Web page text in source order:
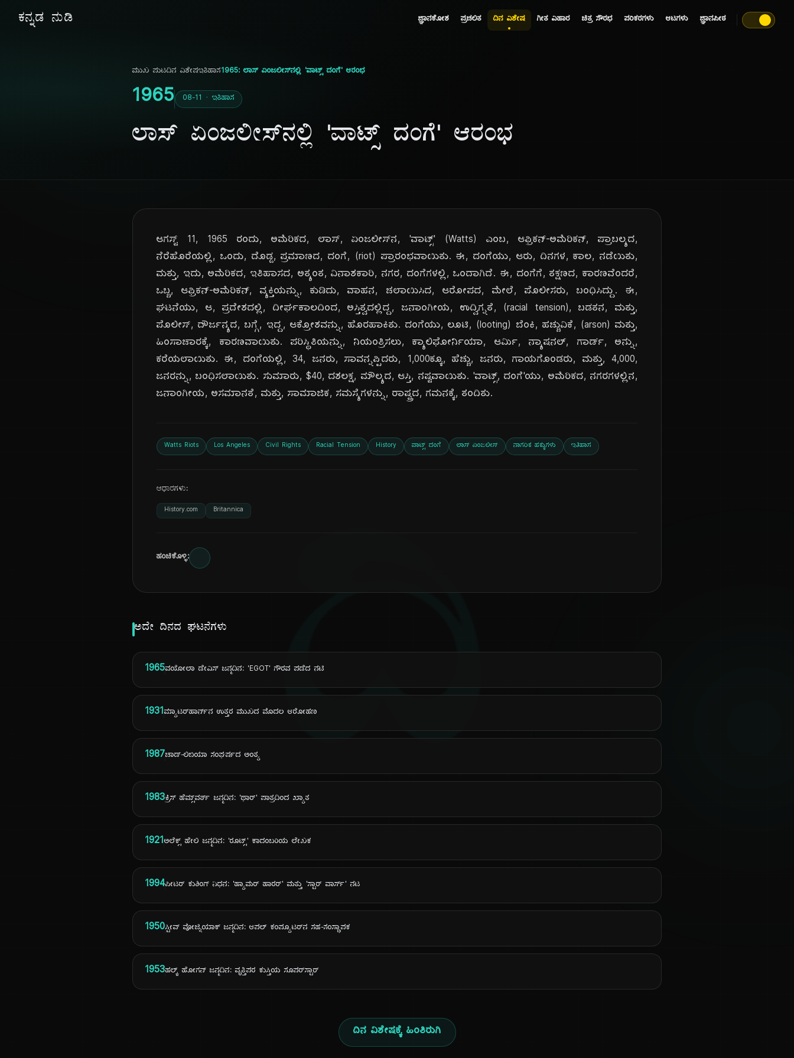
ಕನ್ನಡ ನುಡಿ ಜ್ಞಾನಕೋಶ ಪ್ರಚಲಿತ ದಿನ ವಿಶೇಷ ಗೀತ ವಿಹಾರ ಚಿತ್ರ ಸೌರಭ ಪರಿಕರಗಳು ಆಟಗಳು ಜ್ಞಾನಪೀಠ
ದಿ
ಮುಖ ಪುಟದಿನ ವಿಶೇಷಇತಿಹಾಸ1965: ಲಾಸ್ ಏಂಜಲೀಸ್‌ನಲ್ಲಿ 'ವಾಟ್ಸ್ ದಂಗೆ' ಆರಂಭ
1965 08-11 · ಇತಿಹಾಸ
ಲಾಸ್ ಏಂಜಲೀಸ್‌ನಲ್ಲಿ 'ವಾಟ್ಸ್ ದಂಗೆ' ಆರಂಭ
ಆಗಸ್ಟ್ 11, 1965 ರಂದು, ಅಮೆರಿಕದ, ಲಾಸ್, ಏಂಜಲೀಸ್‌ನ, 'ವಾಟ್ಸ್' (Watts) ಎಂಬ, ಆಫ್ರಿಕನ್-ಅಮೆರಿಕನ್, ಪ್ರಾಬಲ್ಯದ,
ನೆರೆಹೊರೆಯಲ್ಲಿ, ಒಂದು, ದೊಡ್ಡ, ಪ್ರಮಾಣದ, ದಂಗೆ, (riot) ಪ್ರಾರಂಭವಾಯಿತು. ಈ, ದಂಗೆಯು, ಆರು, ದಿನಗಳ, ಕಾಲ, ನಡೆಯಿತು,
ಮತ್ತು, ಇದು, ಅಮೆರಿಕದ, ಇತಿಹಾಸದ, ಅತ್ಯಂತ, ವಿನಾಶಕಾರಿ, ನಗರ, ದಂಗೆಗಳಲ್ಲಿ, ಒಂದಾಗಿದೆ. ಈ, ದಂಗೆಗೆ, ತಕ್ಷಣದ, ಕಾರಣವೆಂದರೆ,
ಒಬ್ಬ, ಆಫ್ರಿಕನ್-ಅಮೆರಿಕನ್, ವ್ಯಕ್ತಿಯನ್ನು, ಕುಡಿದು, ವಾಹನ, ಚಲಾಯಿಸಿದ, ಆರೋಪದ, ಮೇಲೆ, ಪೊಲೀಸರು, ಬಂಧಿಸಿದ್ದು. ಈ,
ಘಟನೆಯು, ಆ, ಪ್ರದೇಶದಲ್ಲಿ, ದೀರ್ಘಕಾಲದಿಂದ, ಅಸ್ತಿತ್ವದಲ್ಲಿದ್ದ, ಜನಾಂಗೀಯ, ಉದ್ವಿಗ್ನತೆ, (racial tension), ಬಡತನ, ಮತ್ತು,
ಪೊಲೀಸ್, ದೌರ್ಜನ್ಯದ, ಬಗ್ಗೆ, ಇದ್ದ, ಆಕ್ರೋಶವನ್ನು, ಹೊರಹಾಕಿತು. ದಂಗೆಯು, ಲೂಟಿ, (looting) ಬೆಂಕಿ, ಹಚ್ಚುವಿಕೆ, (arson) ಮತ್ತು,
ಹಿಂಸಾಚಾರಕ್ಕೆ, ಕಾರಣವಾಯಿತು. ಪರಿಸ್ಥಿತಿಯನ್ನು, ನಿಯಂತ್ರಿಸಲು, ಕ್ಯಾಲಿಫೋರ್ನಿಯಾ, ಆರ್ಮಿ, ನ್ಯಾಷನಲ್, ಗಾರ್ಡ್, ಅನ್ನು,
ಕರೆಯಲಾಯಿತು. ಈ, ದಂಗೆಯಲ್ಲಿ, 34, ಜನರು, ಸಾವನ್ನಪ್ಪಿದರು, 1,000ಕ್ಕೂ, ಹೆಚ್ಚು, ಜನರು, ಗಾಯಗೊಂಡರು, ಮತ್ತು, 4,000,
ಜನರನ್ನು, ಬಂಧಿಸಲಾಯಿತು. ಸುಮಾರು, $40, ದಶಲಕ್ಷ, ಮೌಲ್ಯದ, ಆಸ್ತಿ, ನಷ್ಟವಾಯಿತು. 'ವಾಟ್ಸ್, ದಂಗೆ'ಯು, ಅಮೆರಿಕದ, ನಗರಗಳಲ್ಲಿನ,
ಜನಾಂಗೀಯ, ಅಸಮಾನತೆ, ಮತ್ತು, ಸಾಮಾಜಿಕ, ಸಮಸ್ಯೆಗಳನ್ನು, ರಾಷ್ಟ್ರದ, ಗಮನಕ್ಕೆ, ತಂದಿತು.
Watts Riots Los Angeles Civil Rights Racial Tension History ವಾಟ್ಸ್ ದಂಗೆ ಲಾಸ್ ಏಂಜಲೀಸ್ ನಾಗರಿಕ ಹಕ್ಕುಗಳು ಇತಿಹಾಸ
ಆಧಾರಗಳು:
History.com Britannica
ಹಂಚಿಕೊಳ್ಳಿ:
ಅದೇ ದಿನದ ಘಟನೆಗಳು
1965ವಯೋಲಾ ಡೇವಿಸ್ ಜನ್ಮದಿನ: 'EGOT' ಗೌರವ ಪಡೆದ ನಟಿ
1931ಮ್ಯಾಟರ್‌ಹಾರ್ನ್‌ನ ಉತ್ತರ ಮುಖದ ಮೊದಲ ಆರೋಹಣ
1987ಚಾಡ್-ಲಿಬಿಯಾ ಸಂಘರ್ಷದ ಅಂತ್ಯ
1983ಕ್ರಿಸ್ ಹೆಮ್ಸ್‌ವರ್ತ್ ಜನ್ಮದಿನ: 'ಥಾರ್' ಪಾತ್ರದಿಂದ ಖ್ಯಾತ
1921ಅಲೆಕ್ಸ್ ಹೇಲಿ ಜನ್ಮದಿನ: 'ರೂಟ್ಸ್' ಕಾದಂಬರಿಯ ಲೇಖಕ
1994ಪೀಟರ್ ಕುಶಿಂಗ್ ನಿಧನ: 'ಹ್ಯಾಮರ್ ಹಾರರ್' ಮತ್ತು 'ಸ್ಟಾರ್ ವಾರ್ಸ್' ನಟ
1950ಸ್ಟೀವ್ ವೋಜ್ನಿಯಾಕ್ ಜನ್ಮದಿನ: ಆಪಲ್ ಕಂಪ್ಯೂಟರ್‌ನ ಸಹ-ಸಂಸ್ಥಾಪಕ
1953ಹಲ್ಕ್ ಹೋಗನ್ ಜನ್ಮದಿನ: ವೃತ್ತಿಪರ ಕುಸ್ತಿಯ ಸೂಪರ್‌ಸ್ಟಾರ್
ದಿನ ವಿಶೇಷಕ್ಕೆ ಹಿಂತಿರುಗಿ